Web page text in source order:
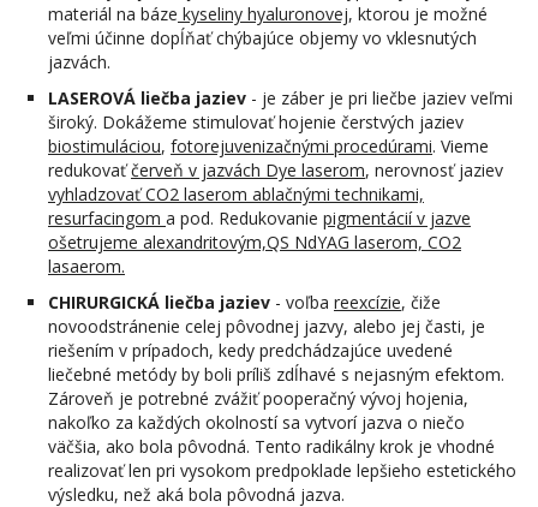
materiál na báze kyseliny hyaluronovej, ktorou je možné
veľmi účinne dopĺňať chýbajúce objemy vo vklesnutých
jazvách.
LASEROVÁ liečba jaziev - je záber je pri liečbe jaziev veľmi
široký. Dokážeme stimulovať hojenie čerstvých jaziev
biostimuláciou, fotorejuvenizačnými procedúrami. Vieme
redukovaťčerveň v jazvách Dye laserom, nerovnosť jaziev
vyhladzovať CO2 laserom ablačnými technikami,
resurfacingom a pod. Redukovanie pigmentácií v jazve
ošetrujeme alexandritovým,QS NdYAG laserom, CO2
lasaerom.
CHIRURGICKÁ liečba jaziev - voľba reexcízie, čiže
novoodstránenie celej pôvodnej jazvy, alebo jej časti, je
riešením v prípadoch, kedy predchádzajúce uvedené
liečebné metódy by boli príliš zdĺhavé s nejasným efektom.
Zároveň je potrebné zvážiť pooperačný vývoj hojenia,
nakoľko za každých okolností sa vytvorí jazva o niečo
väčšia, ako bola pôvodná. Tento radikálny krok je vhodné
realizovať len pri vysokom predpoklade lepšieho estetického
výsledku, než aká bola pôvodná jazva.